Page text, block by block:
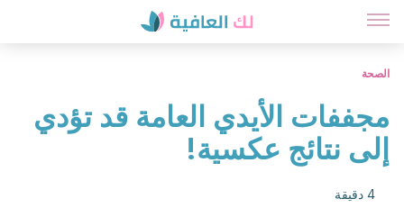
الصحة
مجففات الأيدي العامة قد تؤدي
إلى نتائج عكسية!
4 دقيقة